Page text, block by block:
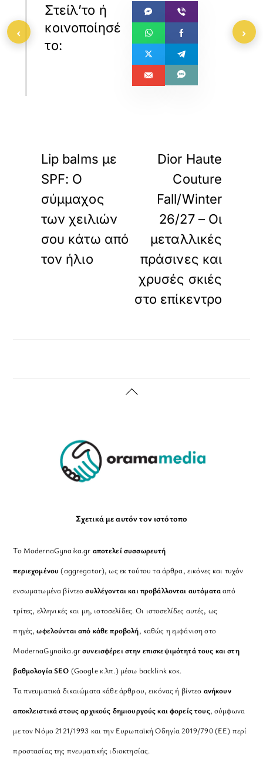
Lip balms με
SPF: Ο
σύμμαχος
των χειλιών
σου κάτω από
τον ήλιο
Dior Haute
Couture
Fall/Winter
26/27 – Οι
μεταλλικές
πράσινες και
χρυσές σκιές
στο επίκεντρο
Back
Σχετικά με αυτόν τον ιστότοπο
Το ModernaGynaika.gr αποτελεί συσσωρευτή
περιεχομένου (aggregator), ως εκ τούτου τα άρθρα, εικόνες και τυχόν
ενσωματωμένα βίντεοσυλλέγονται και προβάλλονται αυτόματααπό
τρίτες, ελληνικές και μη, ιστοσελίδες. Οι ιστοσελίδες αυτές, ως
πηγές,ωφελούνται από κάθε προβολή, καθώς η εμφάνιση στο
ModernaGynaika.grσυνεισφέρει στην επισκεψιμότητά τους και στη
βαθμολογία SEO (Google κ.λπ.) μέσω backlink κοκ.
Τα πνευματικά δικαιώματα κάθε άρθρου, εικόνας ή βίντεο ανήκουν
αποκλειστικά στους αρχικούς δημιουργούς και φορείς τους, σύμφωνα
με τον Νόμο 2121/1993 και την Ευρωπαϊκή Οδηγία 2019/790 (ΕΕ) περί
προστασίας της πνευματικής ιδιοκτησίας.
‹ ›